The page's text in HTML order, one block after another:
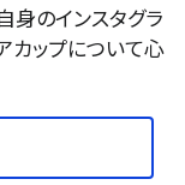
身のインスタグラ
カップについて心